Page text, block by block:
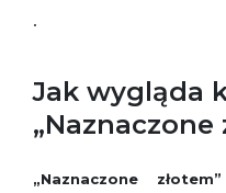
Jak wygląda
„Naznaczone
„Naznaczone